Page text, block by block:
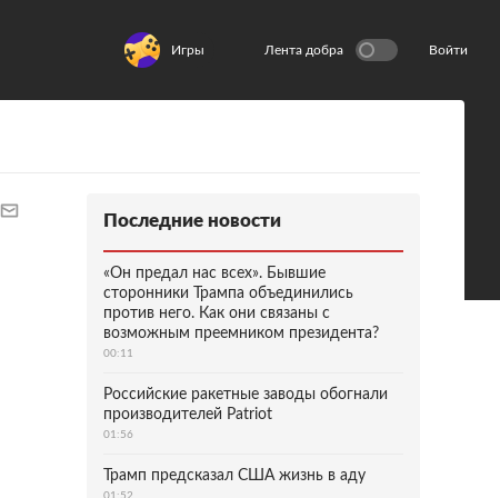
Игры Лента добра Войти
Последние новости
«Он предал нас всех». Бывшие
сторонники Трампа объединились
против него. Как они связаны с
возможным преемником президента?
00:11
Российские ракетные заводы обогнали
производителей Patriot
01:56
Трамп предсказал США жизнь в аду
01:52